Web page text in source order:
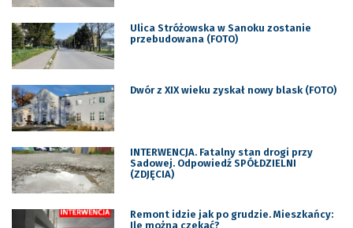
Ulica Stróżowska w Sanoku zostanie
przebudowana (FOTO)
Dwór z XIX wieku zyskał nowy blask (FOTO)
INTERWENCJA. Fatalny stan drogi przy
Sadowej. Odpowiedź SPÓŁDZIELNI
(ZDJĘCIA)
Remont idzie jak po grudzie. Mieszkańcy:
Ile można czekać?